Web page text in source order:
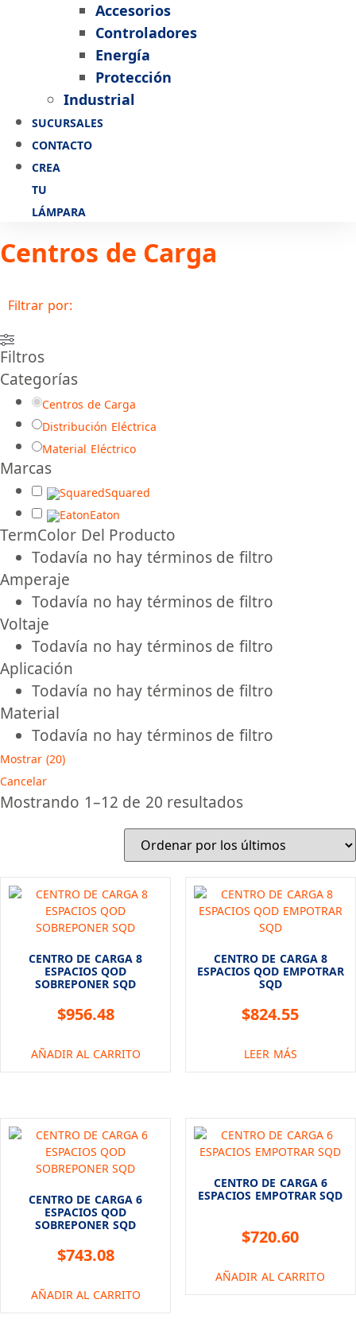
Accesorios
Controladores
Energía
Protección
Industrial
SUCURSALES
CONTACTO
CREA
TU
LÁMPARA
Centros de Carga
Filtrar por:
Filtros
Categorías
Centros de Carga
Distribución Eléctrica
Material Eléctrico
Marcas
Squared
Eaton
TermColor Del Producto
Todavía no hay términos de filtro
Amperaje
Todavía no hay términos de filtro
Voltaje
Todavía no hay términos de filtro
Aplicación
Todavía no hay términos de filtro
Material
Todavía no hay términos de filtro
Mostrar (20)
Cancelar
Mostrando 1–12 de 20 resultadosOrdenado
por
los
últimos
CENTRO DE CARGA 8
ESPACIOS QOD
SOBREPONER SQD
$956.48
AÑADIR AL CARRITO
CENTRO DE CARGA 8
ESPACIOS QOD EMPOTRAR
SQD
$824.55
LEER MÁS
CENTRO DE CARGA 6
ESPACIOS QOD
SOBREPONER SQD
$743.08
AÑADIR AL CARRITO
CENTRO DE CARGA 6
ESPACIOS EMPOTRAR SQD
$720.60
AÑADIR AL CARRITO